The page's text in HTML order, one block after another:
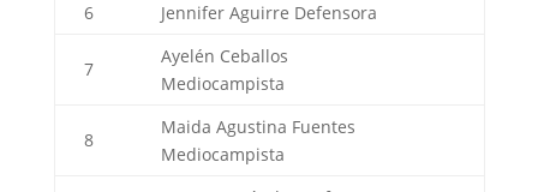
6
Jennifer Aguirre Defensora
7
Ayelén Ceballos
Mediocampista
8
Maida Agustina Fuentes
Mediocampista